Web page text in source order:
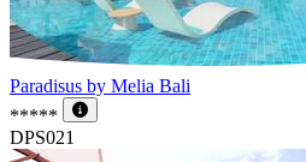
Paradisus by Melia Bali
*****
DPS021